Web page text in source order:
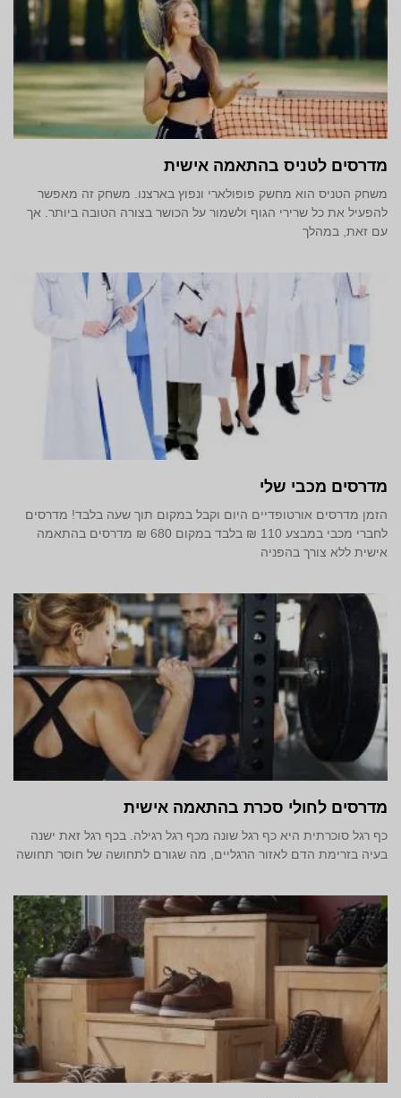
מדרסים לטניס בהתאמה אישית
משחק הטניס הוא מחשק פופולארי ונפוץ בארצנו. משחק זה מאפשר
להפעיל את כל שרירי הגוף ולשמור על הכושר בצורה הטובה ביותר. אך
עם זאת, במהלך
מדרסים מכבי שלי
הזמן מדרסים אורטופדיים היום וקבל במקום תוך שעה בלבד! מדרסים
לחברי מכבי במבצע 110 ₪ בלבד במקום 680 ₪ מדרסים בהתאמה
אישית ללא צורך בהפניה
מדרסים לחולי סכרת בהתאמה אישית
כף רגל סוכרתית היא כף רגל שונה מכף רגל רגילה. בכף רגל זאת ישנה
בעיה בזרימת הדם לאזור הרגליים, מה שגורם לתחושה של חוסר תחושה